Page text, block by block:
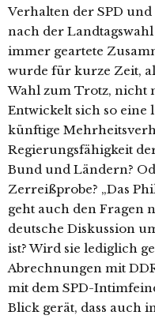
Verhalten der SPD
nach der
immer geartete
wurde für kurze Zeit,
Wahl zum Trotz, nicht
Entwickelt sich so eine
künftige
Regierungsfähigkeit
Bund und Ländern?
Zerreißprobe? „Das
geht auch den Fragen
deutsche Diskussion
ist? Wird sie lediglich
Abrechnungen mit
mit dem SPD-
Blick gerät, dass auch